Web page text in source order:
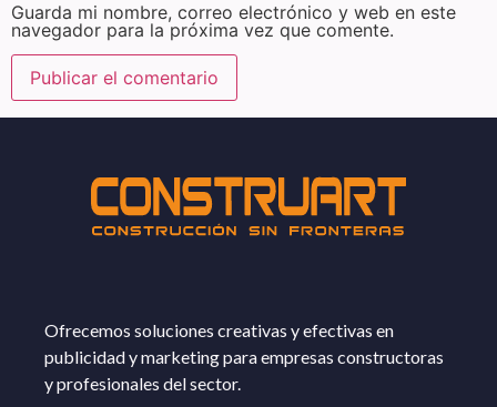
Guarda mi nombre, correo electrónico y web en este
navegador para la próxima vez que comente.
Ofrecemos soluciones creativas y efectivas en
publicidad y marketing para empresas constructoras
y profesionales del sector.